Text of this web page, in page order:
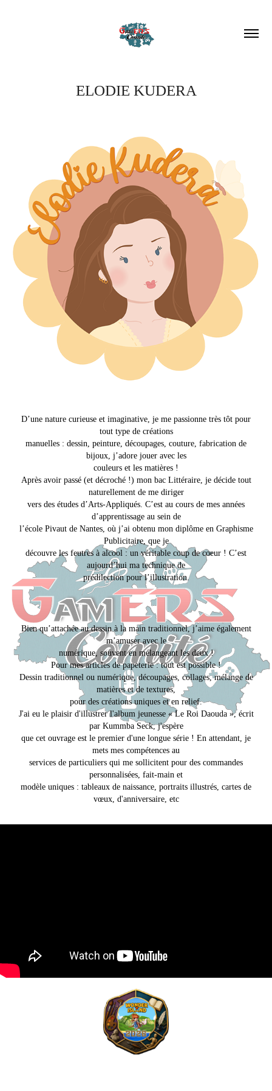
ELODIE KUDERA
D’une nature curieuse et imaginative, je me passionne très tôt pour
tout type de créations
manuelles : dessin, peinture, découpages, couture, fabrication de
bijoux, j’adore jouer avec les
couleurs et les matières !
Après avoir passé (et décroché !) mon bac Littéraire, je décide tout
naturellement de me diriger
vers des études d’Arts-Appliqués. C’est au cours de mes années
d’apprentissage au sein de
l’école Pivaut de Nantes, où j’ai obtenu mon diplôme en Graphisme
Publicitaire, que je
découvre les feutres à alcool : un véritable coup de coeur ! C’est
aujourd’hui ma technique de
prédilection pour l’illustration.
Bien qu’attachée au dessin à la main traditionnel, j’aime également
m’amuser avec le
numérique, souvent en mélangeant les deux !
Pour mes articles de papeterie : tout est possible !
Dessin traditionnel ou numérique, découpages, collages, mélange de
matières et de textures,
pour des créations uniques et en relief.
J'ai eu le plaisir d'illustrer l'album jeunesse « Le Roi Daouda », écrit
par Kummba Seck, j'espère
que cet ouvrage est le premier d'une longue série ! En attendant, je
mets mes compétences au
services de particuliers qui me sollicitent pour des commandes
personnalisées, fait-main et
modèle uniques : tableaux de naissance, portraits illustrés, cartes de
vœux, d'anniversaire, etc